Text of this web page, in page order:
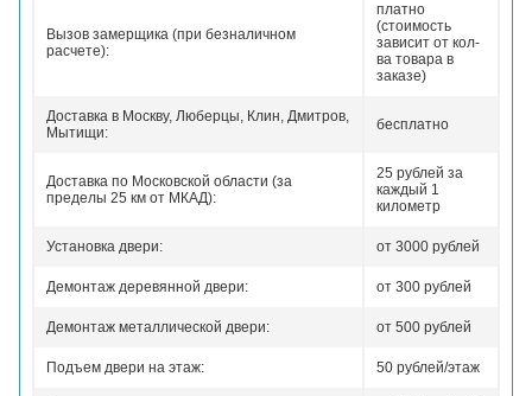
Вызов замерщика (при безналичном
расчете):
платно
(стоимость
зависит от кол-
ва товара в
заказе)
Доставка в Москву, Люберцы, Клин, Дмитров,
Мытищи:
бесплатно
Доставка по Московской области (за
пределы 25 км от МКАД):
25 рублей за
каждый 1
километр
Установка двери: от 3000 рублей
Демонтаж деревянной двери: от 300 рублей
Демонтаж металлической двери: от 500 рублей
Подъем двери на этаж: 50 рублей/этаж